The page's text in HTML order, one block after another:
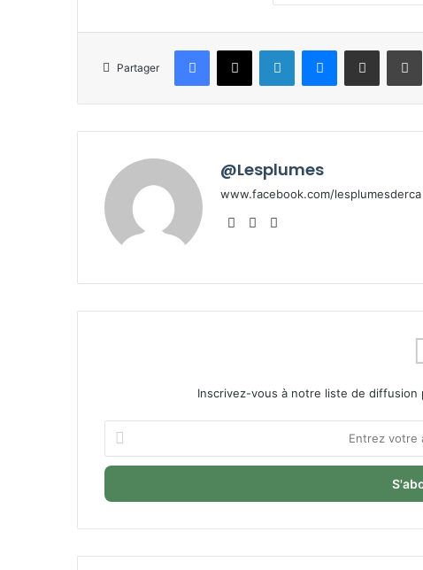
Partager
Facebook
X LinkedinMessenger
Partager par email
@Lesplumes
www.facebook.com/
WebsiteFacebook
Inscrivez-vous à notre liste de
votre
adresse